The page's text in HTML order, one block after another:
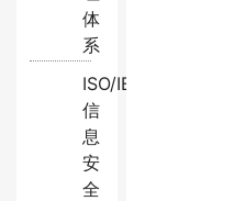
体
系
ISO/IEC27001:2022
信
息
安
全